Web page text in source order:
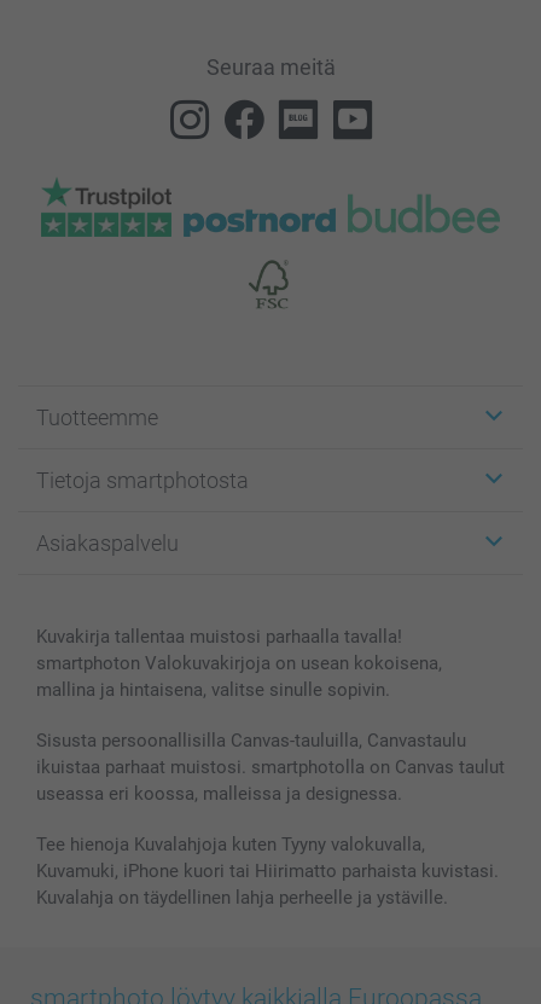
Seuraa meitä
Tuotteemme
Kuvakortit
Kuvakirjat
Kännykkä & Tabletti
MyNameBook
Valokuvakehykset & Lisätarvikkeet
Lahjakortti
Kaikki kuvatuotteet
Tietoja smartphotosta
Affiliate ohjelma
Sivukartta
Ehdot/takuut
Asiakaspalvelu
smartbonus
Hinnat & maksutavat
Kuvakirja tallentaa muistosi parhaalla tavalla!
smartphoton Valokuvakirjoja on usean kokoisena,
mallina ja hintaisena, valitse sinulle sopivin.
Sisusta persoonallisilla Canvas-tauluilla, Canvastaulu
ikuistaa parhaat muistosi. smartphotolla on Canvas taulut
useassa eri koossa, malleissa ja designessa.
Tee hienoja Kuvalahjoja kuten Tyyny valokuvalla,
Kuvamuki, iPhone kuori tai Hiirimatto parhaista kuvistasi.
Kuvalahja on täydellinen lahja perheelle ja ystäville.